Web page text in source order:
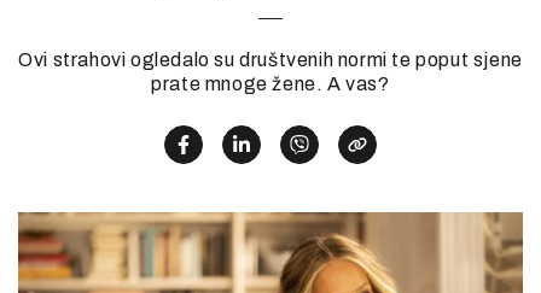
Ovi strahovi ogledalo su društvenih normi te poput sjene
prate mnoge žene. A vas?